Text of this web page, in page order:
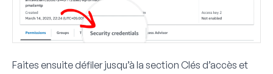
Faites ensuite défiler jusqu’à la section Clés d’accès et